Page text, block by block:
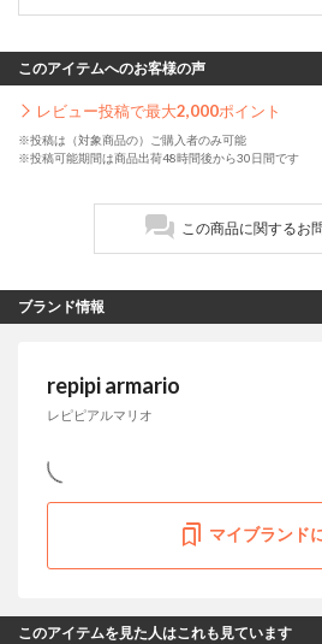
このアイテムへのお客様の声
レビュー投稿で最大2,000ポイント
※投稿は（対象商品の）ご購入者のみ可能
※投稿可能期間は商品出荷48時間後から30日間です
この商品に関するお
ブランド情報
repipi armario
レピピアルマリオ
マイブランド
このアイテムを見た人はこれも見ています